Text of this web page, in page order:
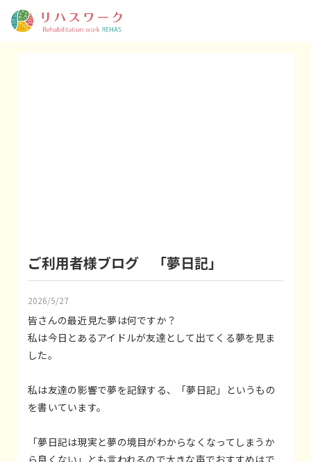
ご利用者様ブログ 「夢日記」
2026/5/27
皆さんの最近見た夢は何ですか？
私は今日とあるアイドルが友達として出てくる夢を見ま
した。
私は友達の影響で夢を記録する、「夢日記」というもの
を書いています。
「夢日記は現実と夢の境目がわからなくなってしまうか
ら良くない」とも言われるので大きな声でおすすめはで